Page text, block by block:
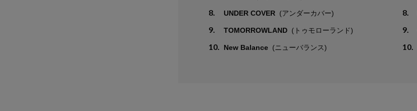
8. UNDER COVER (アンダーカバー)
9. TOMORROWLAND (トゥモローランド)
10. New Balance (ニューバランス)
8.
9.
10.